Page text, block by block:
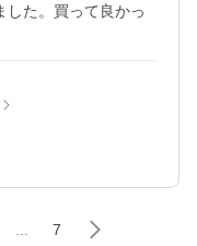
した。買って良かっ
7